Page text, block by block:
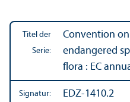
Titel der
Serie:
Convention
endangered
flora : EC
Signatur: EDZ-1410.2